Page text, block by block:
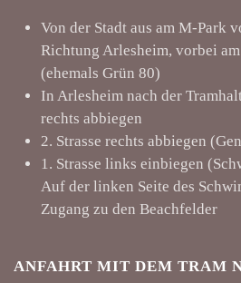
Von der Stadt aus am M-Park
Richtung Arlesheim, vorbei
(ehemals Grün 80)
In Arlesheim nach der
rechts abbiegen
2. Strasse rechts abbiegen
1. Strasse links einbiegen
Auf der linken Seite des
Zugang zu den Beachfelder
ANFAHRT MIT DEM TRAM